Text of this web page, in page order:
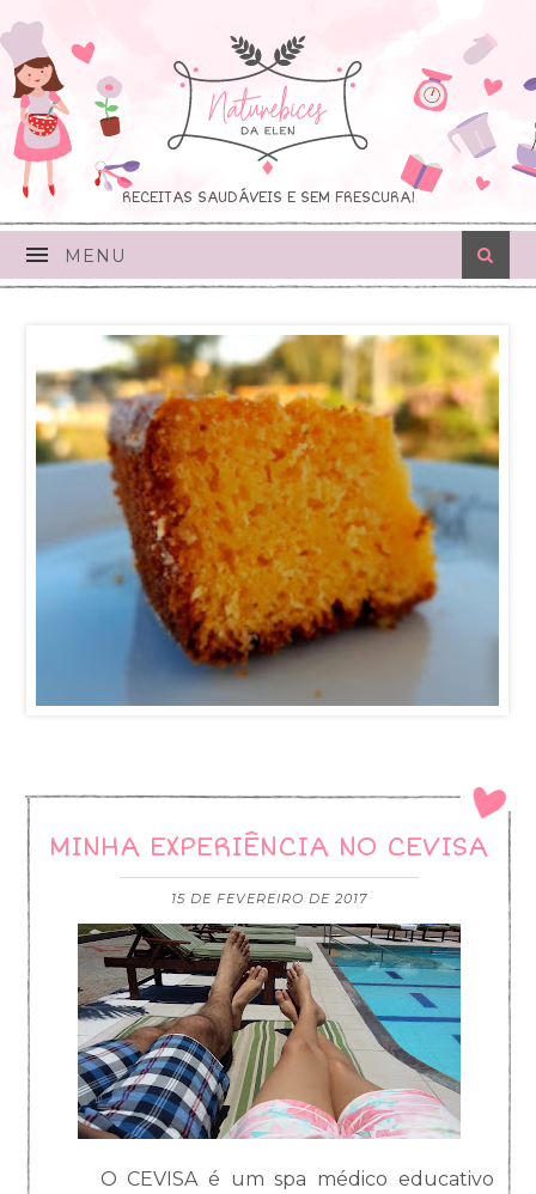
RECEITAS SAUDÁVEIS E SEM FRESCURA!
MENU
MINHA EXPERIÊNCIA NO CEVISA
15 DE FEVEREIRO DE 2017
O CEVISA é um spa médico educativo